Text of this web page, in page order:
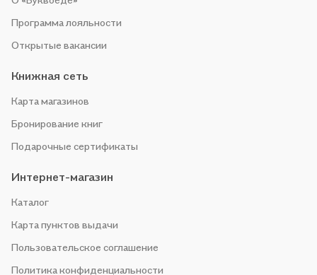
Программа лояльности
Открытые вакансии
Книжная сеть
Карта магазинов
Бронирование книг
Подарочные сертификаты
Интернет-магазин
Каталог
Карта пунктов выдачи
Пользовательское соглашение
Политика конфиденциальности